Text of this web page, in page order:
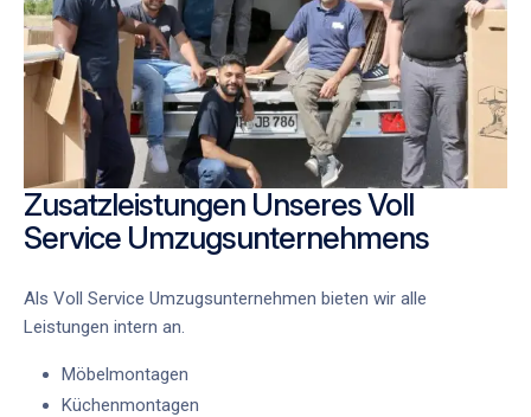
Zusatzleistungen Unseres Voll
Service Umzugsunternehmens
Als Voll Service Umzugsunternehmen bieten wir alle
Leistungen intern an.
Möbelmontagen
Küchenmontagen